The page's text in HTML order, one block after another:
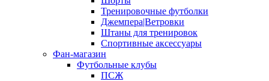
Тренировочные футболки
Джемпера|Ветровки
Штаны для тренировок
Спортивные аксессуары
Фан-магазин
Футбольные клубы
ПСЖ